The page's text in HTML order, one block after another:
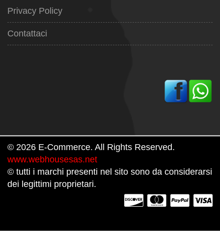
Privacy Policy
Contattaci
© 2026 E-Commerce. All Rights Reserved.
www.webhousesas.net
© tutti i marchi presenti nel sito sono da considerarsi
dei legittimi proprietari.